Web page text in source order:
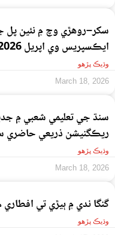
سکر–روهڙي وچ ۾ نئين پل
ايڪسپريس وي اپريل 2026ع تائين مڪمل ڪرڻ جي هدايت
وڌيڪ پڙهو
March 18, 2026
سنڌ جي تعليمي شعبي ۾
ريڪگنيشن ذريعي حاضري
وڌيڪ پڙهو
March 18, 2026
گنگا ندي ۾ ٻيڙي تي افطاري ڪرڻ جو
وڌيڪ پڙهو